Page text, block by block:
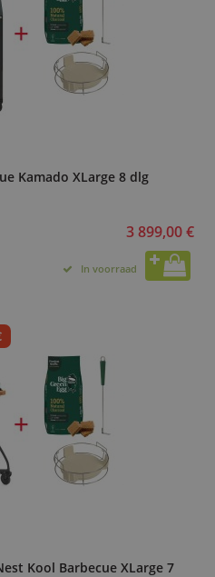
Kamado XLarge 8 dlg
3 899,00 €
In voorraad
Kool Barbecue XLarge 7